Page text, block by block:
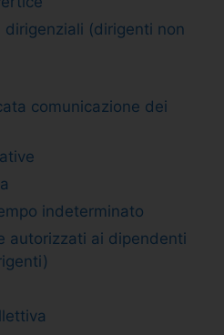
(dirigenti non
comunicazione dei
indeterminato
autorizzati ai dipendenti